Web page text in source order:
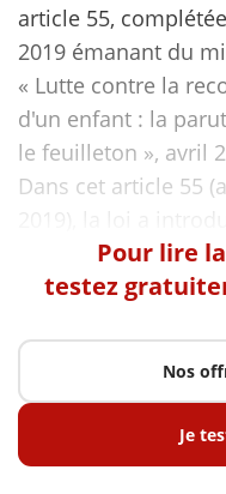
article 55,
2019 émanant du
« Lutte contre la
d'un enfant : la
le feuilleton », avril
Dans cet article 55
Pour lire
testez
Nos
Je